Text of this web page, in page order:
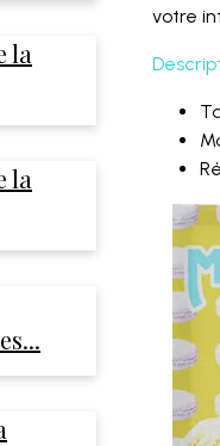
votre
la
la